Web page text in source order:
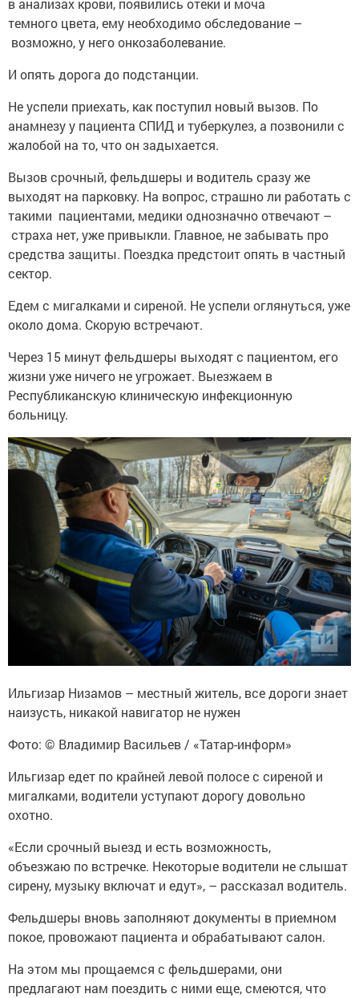
в анализах крови, появились отеки и моча
темного цвета, ему необходимо обследование –
возможно, у него онкозаболевание.
И опять дорога до подстанции.
Не успели приехать, как поступил новый вызов. По
анамнезу у пациента СПИД и туберкулез, а позвонили с
жалобой на то, что он задыхается.
Вызов срочный, фельдшеры и водитель сразу же
выходят на парковку. На вопрос, страшно ли работать с
такими пациентами, медики однозначно отвечают –
страха нет, уже привыкли. Главное, не забывать про
средства защиты. Поездка предстоит опять в частный
сектор.
Едем с мигалками и сиреной. Не успели оглянуться, уже
около дома. Скорую встречают.
Через 15 минут фельдшеры выходят с пациентом, его
жизни уже ничего не угрожает. Выезжаем в
Республиканскую клиническую инфекционную
больницу.
Ильгизар Низамов – местный житель, все дороги знает
наизусть, никакой навигатор не нужен
Фото: © Владимир Васильев / «Татар-информ»
Ильгизар едет по крайней левой полосе с сиреной и
мигалками, водители уступают дорогу довольно
охотно.
«Если срочный выезд и есть возможность,
объезжаю по встречке. Некоторые водители не слышат
сирену, музыку включат и едут», – рассказал водитель.
Фельдшеры вновь заполняют документы в приемном
покое, провожают пациента и обрабатывают салон.
На этом мы прощаемся с фельдшерами, они
предлагают нам поездить с ними еще, смеются, что